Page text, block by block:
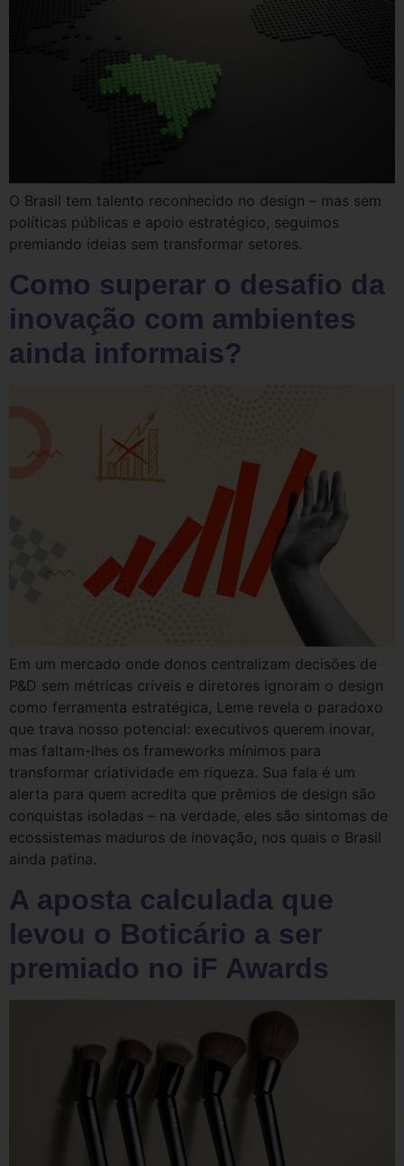
O Brasil tem talento reconhecido no design – mas sem
políticas públicas e apoio estratégico, seguimos
premiando ideias sem transformar setores.
Como superar o desafio da
inovação com ambientes
ainda informais?
Em um mercado onde donos centralizam decisões de
P&D sem métricas críveis e diretores ignoram o design
como ferramenta estratégica, Leme revela o paradoxo
que trava nosso potencial: executivos querem inovar,
mas faltam-lhes os frameworks mínimos para
transformar criatividade em riqueza. Sua fala é um
alerta para quem acredita que prêmios de design são
conquistas isoladas – na verdade, eles são sintomas de
ecossistemas maduros de inovação, nos quais o Brasil
ainda patina.
A aposta calculada que
levou o Boticário a ser
premiado no iF Awards